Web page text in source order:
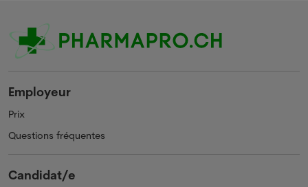
Employeur
Prix
Questions fréquentes
Candidat/e